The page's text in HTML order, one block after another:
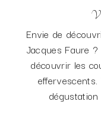
Envie de
Jacques Faure
découvrir les